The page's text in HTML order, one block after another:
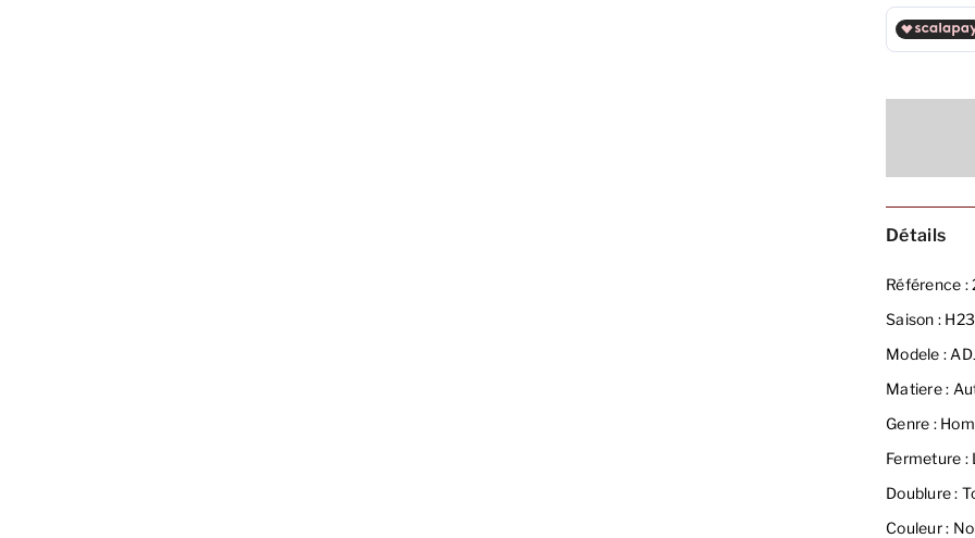
Détails
Référence :
Saison : H23
Modele :
Matiere :
Genre :
Fermeture :
Doublure :
Couleur :